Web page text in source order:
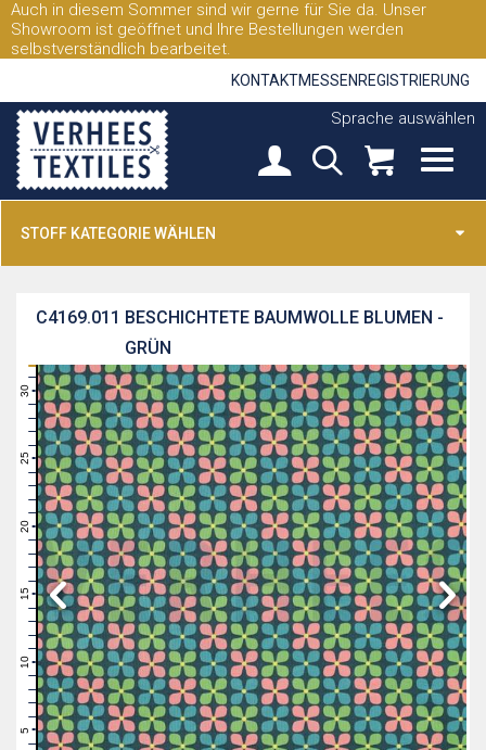
Auch in diesem Sommer sind wir gerne für Sie da. Unser
Showroom ist geöffnet und Ihre Bestellungen werden
selbstverständlich bearbeitet.
KONTAKTMESSEN REGISTRIERUNG
Sprache auswählen
STOFF KATEGORIE WÄHLEN
BESCHICHTETE BAUMWOLLE BLUMEN -
GRÜN
C4169.011
6
8
9
10
11
12
13
14
15
16
18
19
20
21
22
23
24
25
26
27
28
29
30
31